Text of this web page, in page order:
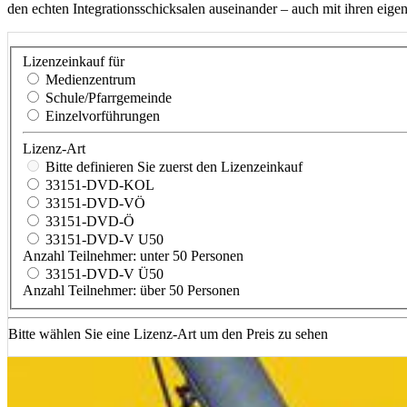
den echten Integrationsschicksalen auseinander – auch mit ihren
Lizenzeinkauf für
Medienzentrum
Schule/Pfarrgemeinde
Einzelvorführungen
Lizenz-Art
Bitte definieren Sie zuerst den Lizenzeinkauf
33151-DVD-KOL
33151-DVD-VÖ
33151-DVD-Ö
33151-DVD-V U50
Anzahl Teilnehmer: unter 50 Personen
33151-DVD-V Ü50
Anzahl Teilnehmer: über 50 Personen
Bitte wählen Sie eine Lizenz-Art um den Preis zu sehen